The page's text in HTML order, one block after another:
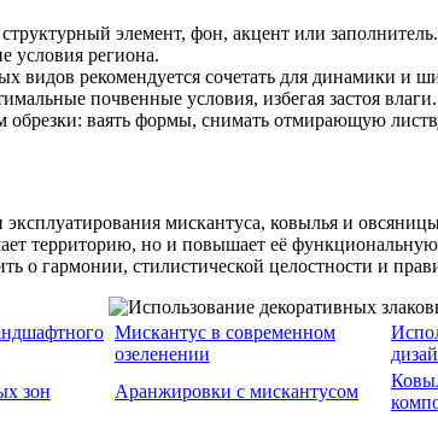
элемент, фон, акцент или заполнитель.
условия региона.
видов рекомендуется сочетать для динамики и
почвенные условия, избегая застоя влаги.
ваять формы, снимать отмирающую
мискантуса, ковылья и
территорию, но и повышает её
о гармонии, стилистической целостности и
Мискантус в современном
озеленении
зон
Аранжировки с мискантусом